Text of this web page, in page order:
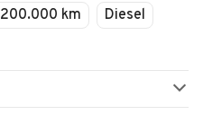
200.000 km
Diesel